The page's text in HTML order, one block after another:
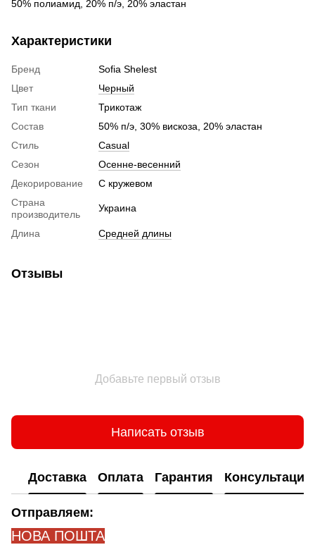
50% полиамид, 20% п/э, 20% эластан
Характеристики
Бренд
Sofia Shelest
Цвет
Черный
Тип ткани
Трикотаж
Состав
50% п/э, 30% вискоза, 20% эластан
Стиль
Сasual
Сезон
Осенне-весенний
Декорирование
С кружевом
Страна
производитель
Украина
Длина Средней длины
Отзывы
Добавьте первый отзыв
Написать отзыв
Доставка Оплата Гарантия Консультация
Отправляем:
НОВА ПОШТА